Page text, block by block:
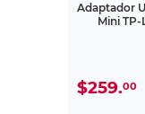
Adaptador
Mini
$259.00